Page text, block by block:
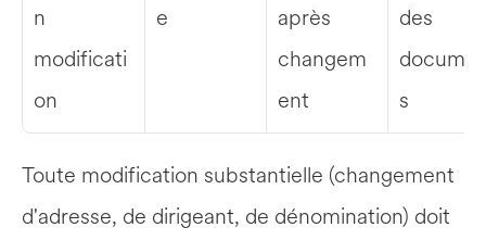
n
modificati
on
e
après
changem
ent
des
s
Toute modification substantielle (changement
d'adresse, de dirigeant, de dénomination) doit